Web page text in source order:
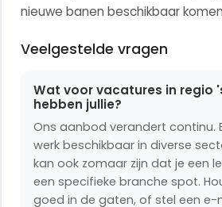
nieuwe banen beschikbaar
Veelgestelde vragen
Wat voor vacatures in regio
hebben jullie?
Ons aanbod verandert continu.
werk beschikbaar in diverse
kan ook zomaar zijn dat je een
een specifieke branche spot.
goed in de gaten, of stel een e-